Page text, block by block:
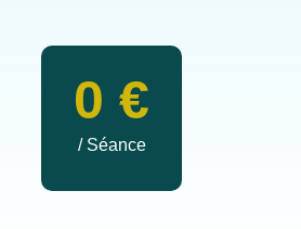
0 €
/ Séance